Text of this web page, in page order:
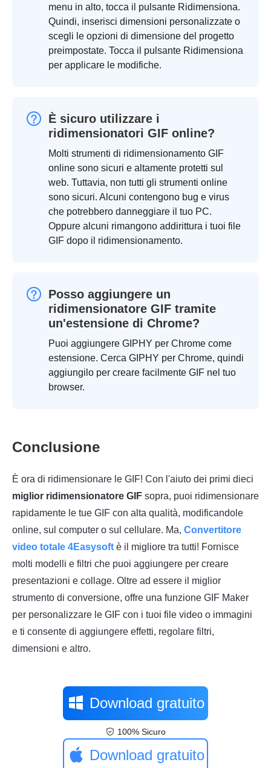
menu in alto, tocca il pulsante Ridimensiona.
Quindi, inserisci dimensioni personalizzate o
scegli le opzioni di dimensione del progetto
preimpostate. Tocca il pulsante Ridimensiona
per applicare le modifiche.
È sicuro utilizzare i
ridimensionatori GIF online?
Molti strumenti di ridimensionamento GIF
online sono sicuri e altamente protetti sul
web. Tuttavia, non tutti gli strumenti online
sono sicuri. Alcuni contengono bug e virus
che potrebbero danneggiare il tuo PC.
Oppure alcuni rimangono addirittura i tuoi file
GIF dopo il ridimensionamento.
Posso aggiungere un
ridimensionatore GIF tramite
un'estensione di Chrome?
Puoi aggiungere GIPHY per Chrome come
estensione. Cerca GIPHY per Chrome, quindi
aggiungilo per creare facilmente GIF nel tuo
browser.
Conclusione
È ora di ridimensionare le GIF! Con l'aiuto dei primi dieci
miglior ridimensionatore GIF sopra, puoi ridimensionare
rapidamente le tue GIF con alta qualità, modificandole
online, sul computer o sul cellulare. Ma, Convertitore
video totale 4Easysoft è il migliore tra tutti! Fornisce
molti modelli e filtri che puoi aggiungere per creare
presentazioni e collage. Oltre ad essere il miglior
strumento di conversione, offre una funzione GIF Maker
per personalizzare le GIF con i tuoi file video o immagini
e ti consente di aggiungere effetti, regolare filtri,
dimensioni e altro.
Download gratuito
100% Sicuro
Download gratuito